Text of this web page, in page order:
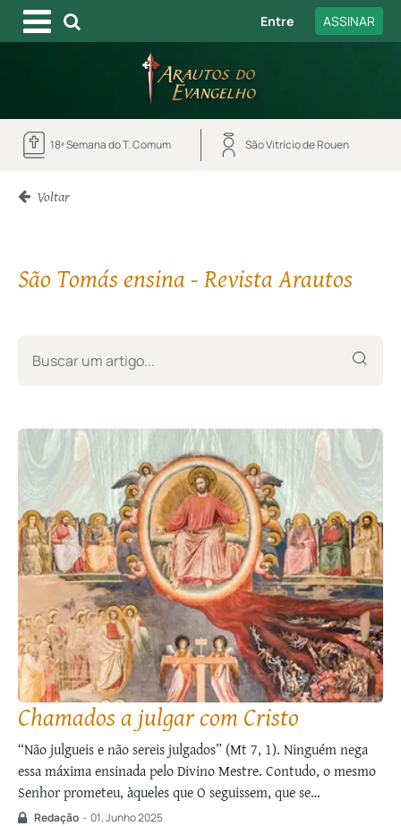
Entre ASSINAR
18ª Semana do T. Comum São Vitrício de Rouen
Voltar
São Tomás ensina - Revista Arautos
Chamados a julgar com Cristo
“Não julgueis e não sereis julgados” (Mt 7, 1). Ninguém nega
essa máxima ensinada pelo Divino Mestre. Contudo, o mesmo
Senhor prometeu, àqueles que O seguissem, que se
assentariam em tronos para julgar as doze tribos de Israel (cf.
Redação - 01, Junho 2025